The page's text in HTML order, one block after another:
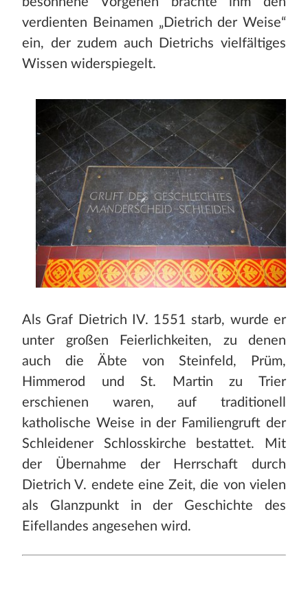
verdienten Beinamen „Dietrich der Weise“
ein, der zudem auch Dietrichs vielfältiges
Wissen widerspiegelt.
Als Graf Dietrich IV. 1551 starb, wurde er
unter großen Feierlichkeiten, zu denen
auch die Äbte von Steinfeld, Prüm,
Himmerod und St. Martin zu Trier
erschienen waren, auf traditionell
katholische Weise in der Familiengruft der
Schleidener Schlosskirche bestattet. Mit
der Übernahme der Herrschaft durch
Dietrich V. endete eine Zeit, die von vielen
als Glanzpunkt in der Geschichte des
Eifellandes angesehen wird.